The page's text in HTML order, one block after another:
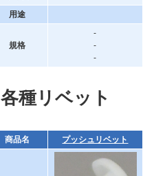
用途
規格
-
-
-
各種リベット
商品名 プッシュリベット